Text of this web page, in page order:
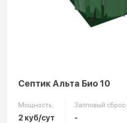
Септик Альта Био 10
Мощность:
2 куб/сут
Залповый сброс:
-